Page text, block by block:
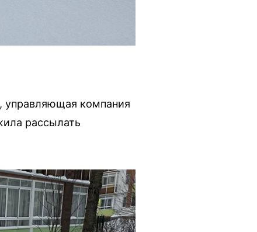
управляющая компания
рассылать